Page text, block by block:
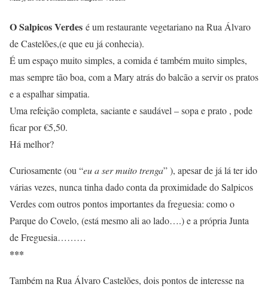
O Salpicos Verdes é um restaurante vegetariano na Rua Álvaro
de Castelões,(e que eu já conhecia).
É um espaço muito simples, a comida é também muito simples,
mas sempre tão boa, com a Mary atrás do balcão a servir os pratos
e a espalhar simpatia.
Uma refeição completa, saciante e saudável – sopa e prato , pode
ficar por €5,50.
Há melhor?
Curiosamente (ou “eu a ser muito trenga” ), apesar de já lá ter ido
várias vezes, nunca tinha dado conta da proximidade do Salpicos
Verdes com outros pontos importantes da freguesia: como o
Parque do Covelo, (está mesmo ali ao lado….) e a própria Junta
de Freguesia………
***
Também na Rua Álvaro Castelões, dois pontos de interesse na